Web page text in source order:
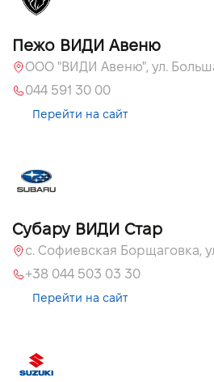
Пежо ВИДИ Авеню
044 591 30 00
Перейти на сайт
Субару ВИДИ Стар
+38 044 503 03 30
Перейти на сайт